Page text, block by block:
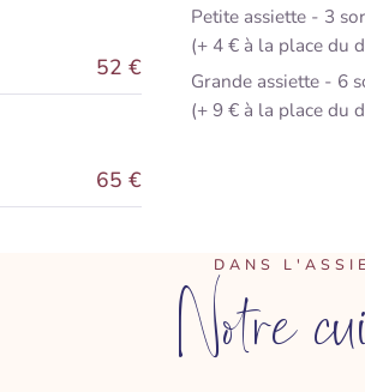
52 €
65 €
Petite assiette - 3
(+ 4 € à la place du
Grande assiette - 6
(+ 9 € à la place du
DANS
Notre